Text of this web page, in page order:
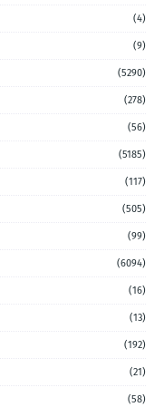
(4)
(9)
(5290)
(278)
(56)
(5185)
(117)
(505)
(99)
(6094)
(16)
(13)
(192)
(21)
(58)